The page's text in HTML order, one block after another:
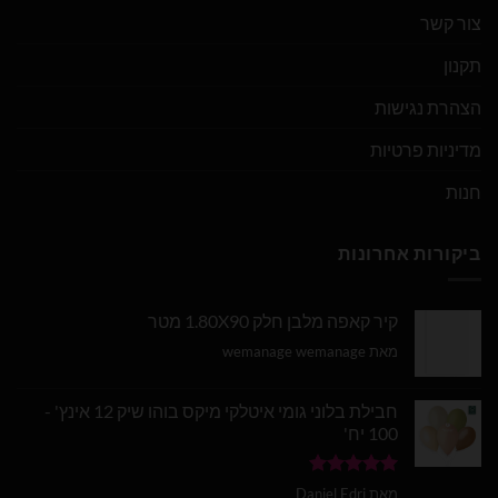
צור קשר
תקנון
הצהרת נגישות
מדיניות פרטיות
חנות
ביקורות אחרונות
קיר קאפה מלבן חלק 1.80X90 מטר
מאת wemanage wemanage
חבילת בלוני גומי איטלקי מיקס בוהו שיק 12 אינץ' -
100 יח'
דורג5מתוך מאת Daniel Edri